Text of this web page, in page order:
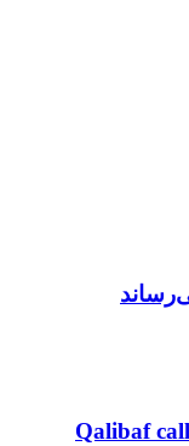
Qalibaf